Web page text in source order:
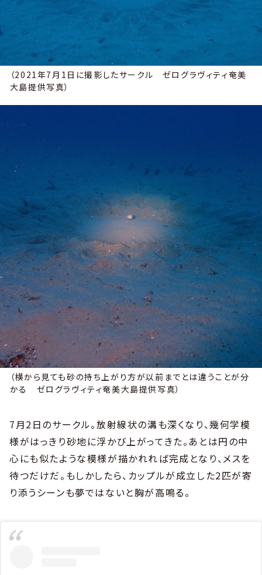
（2021年7月1日に撮影したサークル ゼログラヴィティ奄美
大島提供写真）
（横から見ても砂の持ち上がり方が以前までとは違うことが分
かる ゼログラヴィティ奄美大島提供写真）
7月2日のサークル。放射線状の溝も深くなり、幾何学模
様がはっきり砂地に浮かび上がってきた。あとは円の中
心にも似たような模様が描かれれば完成となり、メスを
待つだけだ。もしかしたら、カップルが成立した2匹が寄
り添うシーンも夢ではないと胸が高鳴る。